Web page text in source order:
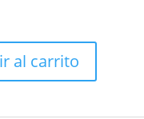
al carrito